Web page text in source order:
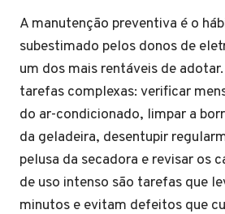
A manutenção preventiva é o
subestimado pelos donos de
um dos mais rentáveis de
tarefas complexas: verificar
do ar-condicionado, limpar a
da geladeira, desentupir
pelusa da secadora e revisar os
de uso intenso são tarefas que
minutos e evitam defeitos que